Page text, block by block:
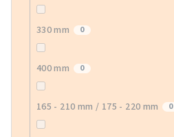
330 mm 0
400 mm 0
165 - 210 mm / 175 - 220 mm 0